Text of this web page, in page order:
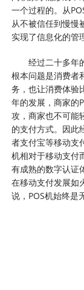
一个过程的。从
从不被信任到慢慢
实现了信息化的管
经过二十多年
根本问题是消费者
务，也让消费体验
年的发展，商家的
攻，商家也不可能
的支付方式。因此
者支付宝等移动支
机相对于移动支付
有成熟的数字认证
在移动支付发展如
说，POS机始终是